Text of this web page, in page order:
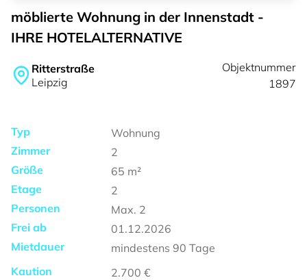
möblierte Wohnung in der Innenstadt -
IHRE HOTELALTERNATIVE
Ritterstraße
Leipzig
Objektnummer
1897
Typ
Wohnung
Zimmer
2
Größe
65 m²
Etage
2
Personen
Max. 2
Frei ab
01.12.2026
Mietdauer
mindestens 90 Tage
Kaution
2.700 €